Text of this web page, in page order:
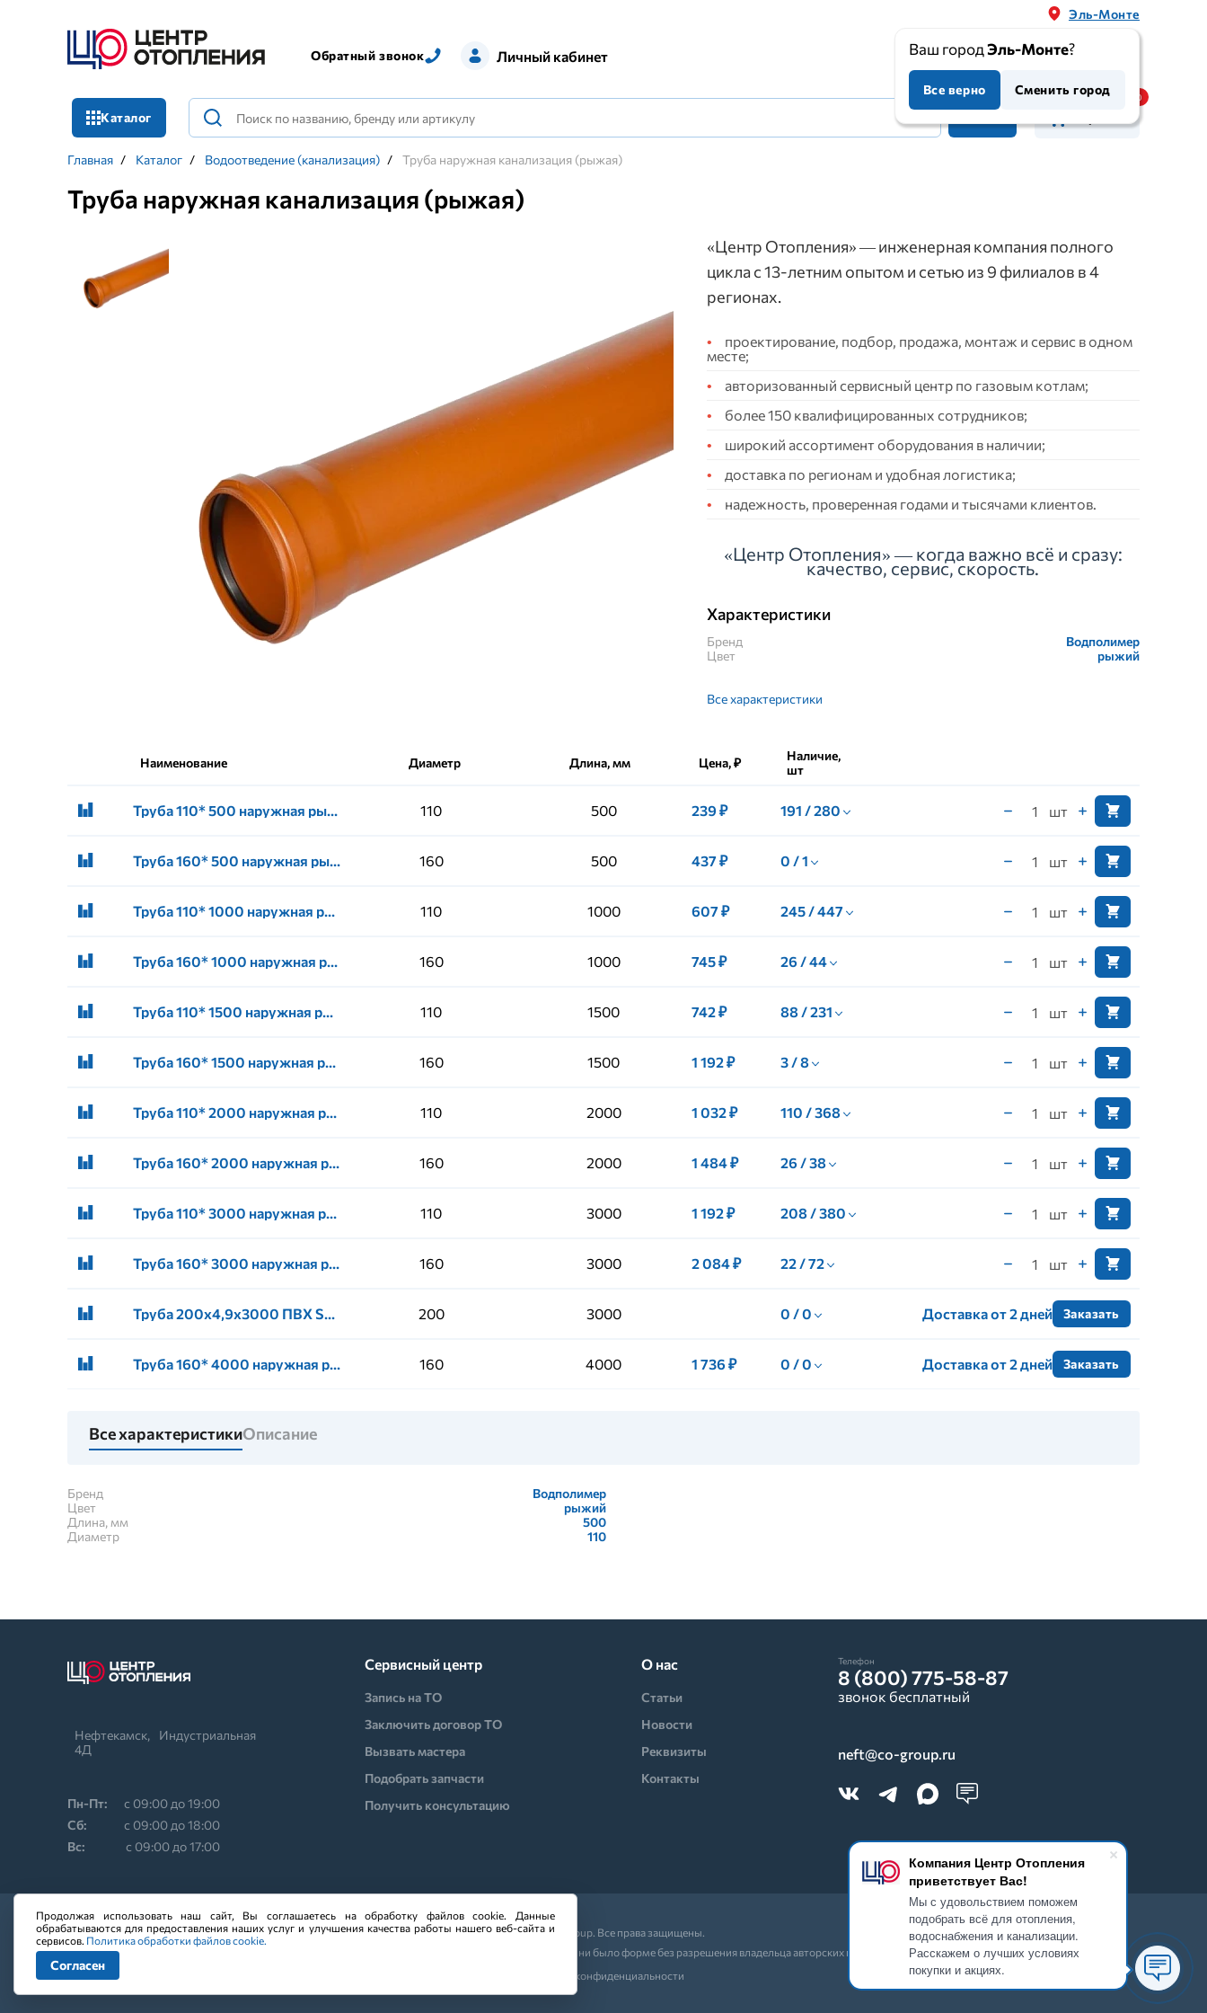
Эль-Монте
Ваш городЭль-Монте?
Все верно Сменить город
Обратный звонок Личный кабинет
Каталог
Главная / Каталог / Водоотведение (канализация) / Труба наружная канализация (рыжая)
Труба наружная канализация (рыжая)
«Центр Отопления» — инженерная компания полного
цикла с 13-летним опытом и сетью из 9 филиалов в 4
регионах.
проектирование, подбор, продажа, монтаж и сервис в одном
месте;
авторизованный сервисный центр по газовым котлам;
более 150 квалифицированных сотрудников;
широкий ассортимент оборудования в наличии;
доставка по регионам и удобная логистика;
надежность, проверенная годами и тысячами клиентов.
«Центр Отопления» — когда важно всё и сразу:
качество, сервис, скорость.
Характеристики
Бренд
Водполимер
Цвет
рыжий
Все характеристики
Наименование Диаметр Длина, мм Цена, ₽
Наличие,
шт
Труба 110* 500 наружная рыжая канализация (10) 110 500 239 ₽ 191 / 280 шт
Труба 160* 500 наружная рыжая канализация (2) 160 500 437 ₽ 0 / 1 шт
Труба 110* 1000 наружная рыжая канализация (5/10) 110 1000 607 ₽ 245 / 447 шт
Труба 160* 1000 наружная рыжая канализация (2) 160 1000 745 ₽ 26 / 44 шт
Труба 110* 1500 наружная рыжая канализация (5/10) 110 1500 742 ₽ 88 / 231 шт
Труба 160* 1500 наружная рыжая канализация (2) 160 1500 1 192 ₽ 3 / 8 шт
Труба 110* 2000 наружная рыжая канализация (5/10) 110 2000 1 032 ₽ 110 / 368 шт
Труба 160* 2000 наружная рыжая канализация (2) 160 2000 1 484 ₽ 26 / 38 шт
Труба 110* 3000 наружная рыжая канализация (5) 110 3000 1 192 ₽ 208 / 380 шт
Труба 160* 3000 наружная рыжая канализация (2) 160 3000 2 084 ₽ 22 / 72 шт
Труба 200х4,9х3000 ПВХ SN4 наружная (рыжая) 200 3000 0 / 0 Доставка от 2 дней Заказать
Труба 160* 4000 наружная рыжая канализация (2) 160 4000 1 736 ₽ 0 / 0 Доставка от 2 дней Заказать
Все характеристикиОписание
Бренд
Водполимер
Цвет
рыжий
Длина, мм
500
Диаметр
110
Нефтекамск,⠀Индустриальная
4Д
Пн-Пт:
с 09:00 до 19:00
Cб:
с 09:00 до 18:00
Вс:
с 09:00 до 17:00
Сервисный центр
Запись на ТО
Заключить договор ТО
Вызвать мастера
Подобрать запчасти
Получить консультацию
О нас
Статьи
Новости
Реквизиты
Контакты
Телефон
8 (800) 775-58-87
звонок бесплатный
neft@co-group.ru
© 2026 CO-Group. Все права защищены.
Копирование всех составляющих частей сайта в какой бы то ни было форме без разрешения владельца авторских прав запрещено.
Политика конфиденциальности
Компания Центр Отопления
приветствует Вас!
Мы с удовольствием поможем
подобрать всё для отопления,
водоснабжения и канализации.
Расскажем о лучших условиях
покупки и акциях.
Продолжая использовать наш сайт, Вы соглашаетесь на обработку файлов cookie. Данные
обрабатываются для предоставления наших услуг и улучшения качества работы нашего веб-сайта и
сервисов. Политика обработки файлов cookie.
Согласен